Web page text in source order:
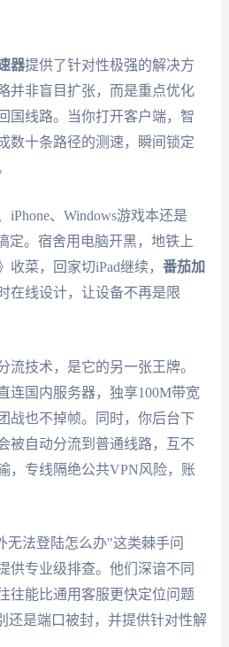
器提供了针对性极强的解决方
并非盲目扩张，而是重点优化
国线路。当你打开客户端，智
数十条路径的测速，瞬间锁定
iPhone、Windows游戏本还是
定。宿舍用电脑开黑，地铁上
菜，回家切iPad继续， 番茄加
在线设计，让设备不再是限
流技术，是它的另一张王牌。
连国内服务器，独享100M带宽
战也不掉帧。同时，你后台下
被自动分流到普通线路，互不
，专线隔绝公共VPN风险，账
无法登陆怎么办"这类棘手问
供专业级排查。他们深谙不同
往能比通用客服更快定位问题
还是端口被封，并提供针对性解